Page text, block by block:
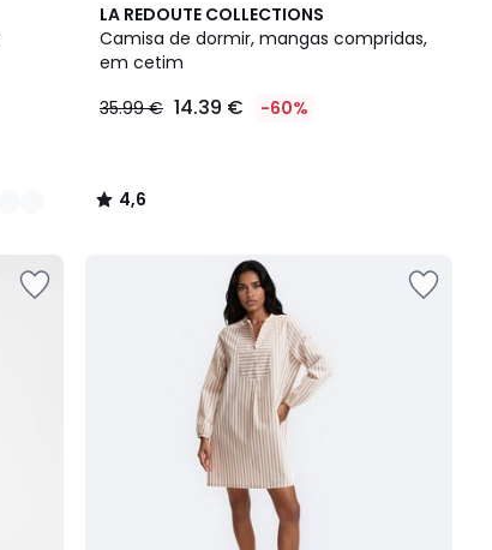
LA REDOUTE COLLECTIONS
Camisa de dormir, mangas compridas,
em cetim
35.99 € 14.39 € -60%
4,6
/ 5
4,6
/